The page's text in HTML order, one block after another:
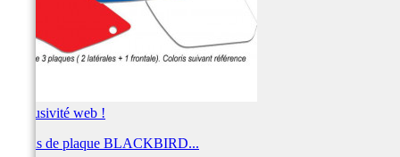
Exclusivité web !
Fonds de plaque BLACKBIRD...